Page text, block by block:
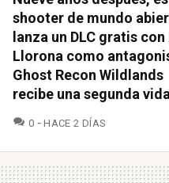
shooter de mundo
lanza un DLC gratis con
Llorona como
Ghost Recon Wildlands
recibe una segunda
0 COMENTARIOS
HACE 2 DÍAS